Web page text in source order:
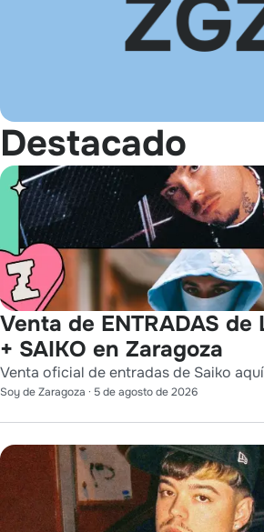
Destacado
Venta de ENTRADAS de
+ SAIKO en Zaragoza
Venta oficial de entradas de Saiko aquí
Soy de Zaragoza · 5 de agosto de 2026